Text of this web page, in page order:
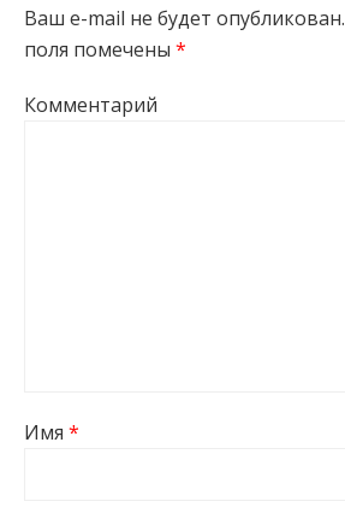
Ваш e-mail не будет опубликован.
поля помечены *
Комментарий
Имя *